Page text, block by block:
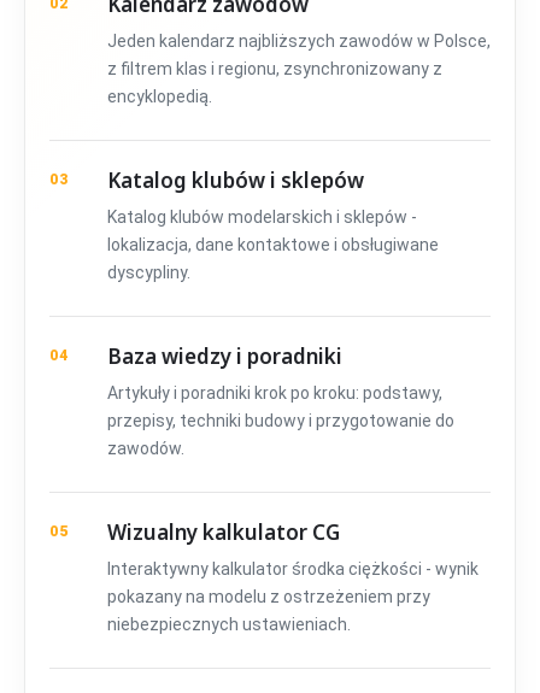
02
Jeden kalendarz najbliższych zawodów w Polsce,
z filtrem klas i regionu, zsynchronizowany z
encyklopedią.
03 Katalog klubów i sklepów
Katalog klubów modelarskich i sklepów -
lokalizacja, dane kontaktowe i obsługiwane
dyscypliny.
04 Baza wiedzy i poradniki
Artykuły i poradniki krok po kroku: podstawy,
przepisy, techniki budowy i przygotowanie do
zawodów.
05 Wizualny kalkulator CG
Interaktywny kalkulator środka ciężkości - wynik
pokazany na modelu z ostrzeżeniem przy
niebezpiecznych ustawieniach.